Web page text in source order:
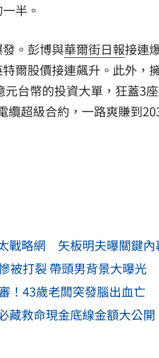
半。
。彭博與華爾街日報接連
爾股價接連飆升。此外，
台幣的投資大單，狂蓋3
超級合約，一路爽賺到
戰略網 矢板明夫曝關鍵內
被打裂 帶頭男背景大曝光
！43歲老闆突發腦出血亡
藏救命現金底線金額大公開